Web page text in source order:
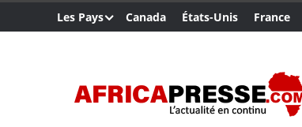
Les Pays Canada États-Unis France